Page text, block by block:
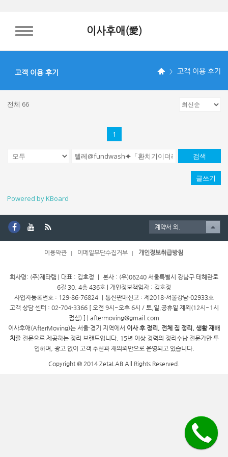
TOGGLE NAVIGATION이사후애(愛)
고객 이용 후기 고객 이용 후기
전체 66
1
검색
글쓰기
Powered by KBoard
이용약관 이메일무단수집거부 개인정보취급방침
계약서 외.
회사명: (주)제타랩 | 대표 : 김호정 ㅣ 본사 : (우)06240 서울특별시 강남구 테헤란로
6길 30. 4층 436호 | 개인정보책임자 : 김호정
사업자등록번호 : 129-86-76824 ㅣ통신판매신고 : 제2018-서울강남-02933호
고객 상담 센터 : 02-704-3366 [ 오전 9시~오후 6시 / 토,일,공휴일 제외(12시~1시
점심) ] | aftermoving@gmail.com
이사후애(AfterMoving)는 서울·경기 지역에서 이사 후 정리, 전체 집 정리, 생활 재배
치 를 전문으로 제공하는 정리 브랜드입니다. 15년 이상 경력의 정리수납 전문가만 투
입하며, 광고 없이 고객 추천과 재의뢰만으로 운영되고 있습니다.
Copyright @ 2014 ZetaLAB All Rights Reserved.